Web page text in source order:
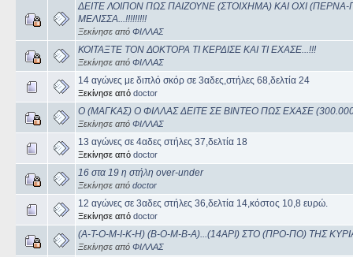
ΔΕΙΤΕ ΛΟΙΠΟΝ ΠΩΣ ΠΑΙΖΟΥΝΕ (ΣΤΟΙΧΗΜΑ) ΚΑΙ ΟΧΙ
ΜΕΛΙΣΣΑ...!!!!!!!!!
Ξεκίνησε από ΦΙΛΛΑΣ
ΚΟΙΤΑΞΤΕ ΤΟΝ ΔΟΚΤΟΡΑ ΤΙ ΚΕΡΔΙΣΕ ΚΑΙ ΤΙ ΕΧΑΣΕ...!!!
Ξεκίνησε από ΦΙΛΛΑΣ
14 αγώνες με διπλό σκόρ σε 3αδες,στήλες 68,δελτία 24
Ξεκίνησε από doctor
Ο (ΜΑΓΚΑΣ) Ο ΦΙΛΛΑΣ ΔΕΙΤΕ ΣΕ ΒΙΝΤΕΟ ΠΩΣ ΕΧΑΣΕ
Ξεκίνησε από ΦΙΛΛΑΣ
13 αγώνες σε 4αδες στήλες 37,δελτία 18
Ξεκίνησε από doctor
16 στα 19 η στήλη over-under
Ξεκίνησε από doctor
12 αγώνες σε 3αδες στήλες 36,δελτία 14,κόστος 10,8 ευρώ.
Ξεκίνησε από doctor
(A-T-O-M-I-K-H) (B-O-M-B-A)...(14ΑΡΙ) ΣΤΟ (ΠΡΟ-ΠΟ) ΤΗΣ
Ξεκίνησε από ΦΙΛΛΑΣ